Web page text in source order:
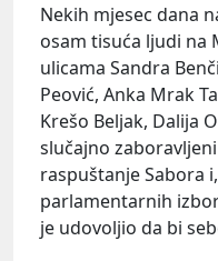
Nekih mjesec dana
osam tisuća ljudi
ulicama Sandra
Peović, Anka Mrak
Krešo Beljak, Dalija
slučajno
raspuštanje Sabora
parlamentarnih
je udovoljio da bi